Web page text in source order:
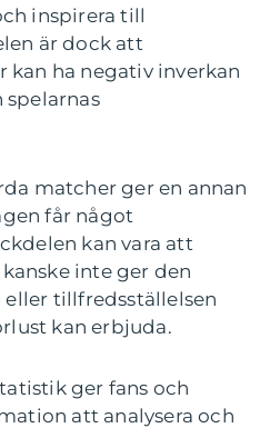
inspirera till
är dock att
kan ha negativ inverkan
spelarnas
matcher ger en annan
får något
kan vara att
inte ger den
tillfredsställelsen
kan erbjuda.
ger fans och
att analysera och